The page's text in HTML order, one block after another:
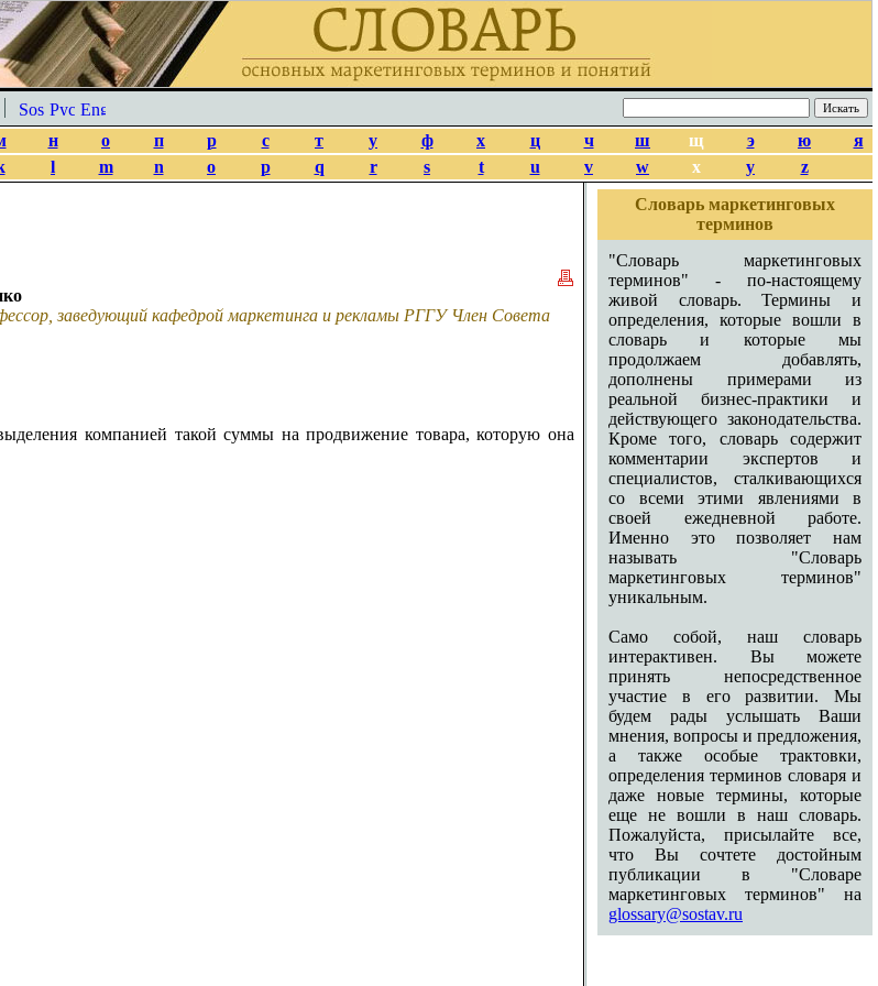
н о п р с т у ф х ц ч ш щ э ю
я
l m n o p q r s t u v w x y z
заведующий кафедрой маркетинга и рекламы РГГУ Член Совета
компанией такой суммы на продвижение товара, которую она
Словарь маркетинговых
терминов
"Словарь маркетинговых
терминов" - по-настоящему
живой словарь. Термины и
определения, которые вошли в
словарь и которые мы
продолжаем добавлять,
дополнены примерами из
реальной бизнес-практики и
действующего законодательства.
Кроме того, словарь содержит
комментарии экспертов и
специалистов, сталкивающихся
со всеми этими явлениями в
своей ежедневной работе.
Именно это позволяет нам
называть "Словарь
маркетинговых терминов"
уникальным.
Само собой, наш словарь
интерактивен. Вы можете
принять непосредственное
участие в его развитии. Мы
будем рады услышать Ваши
мнения, вопросы и предложения,
а также особые трактовки,
определения терминов словаря и
даже новые термины, которые
еще не вошли в наш словарь.
Пожалуйста, присылайте все,
что Вы сочтете достойным
публикации в "Словаре
маркетинговых терминов" на
glossary@sostav.ru